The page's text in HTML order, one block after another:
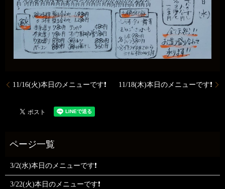
11/16(火)本日のメニューです❗ 11/18(木)本日のメニューです❗
3/2(水)本日のメニューです❗
3/22(火)本日のメニューです❗